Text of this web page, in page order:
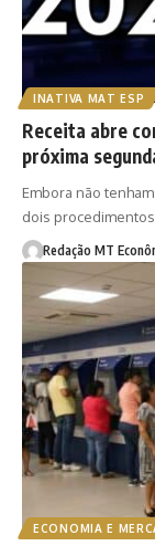
INATIVA MAT ESP
Receita abre
próxima
Embora não
dois
Redação MT
ECONOMIA E